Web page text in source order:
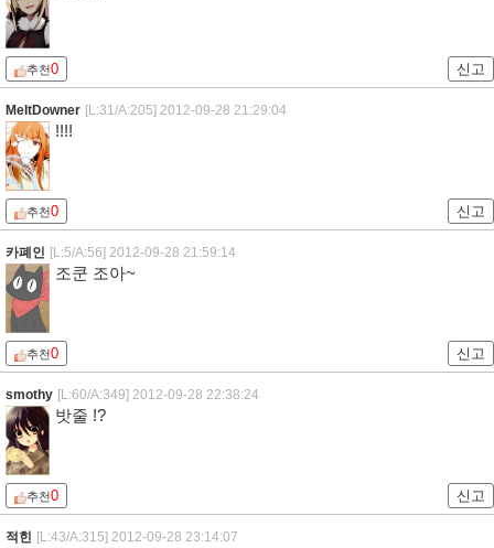
추천0 신고
MeltDowner [L:31/A:205] 2012-09-28 21:29:04
!!!!
추천0 신고
카폐인 [L:5/A:56] 2012-09-28 21:59:14
조쿤 조아~
추천0 신고
smothy [L:60/A:349] 2012-09-28 22:38:24
밧줄 !?
추천0 신고
적힌 [L:43/A:315] 2012-09-28 23:14:07